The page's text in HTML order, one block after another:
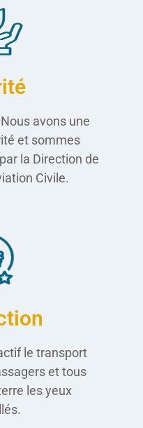
avons une
et sommes
la Direction de
Civile.
le transport
et tous
les yeux